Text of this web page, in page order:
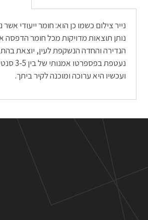
נייר צילום כשמו כן הוא: חומר ייעודי
ועכשיו היא ערוכה ומוכנה לקיר ביתך.